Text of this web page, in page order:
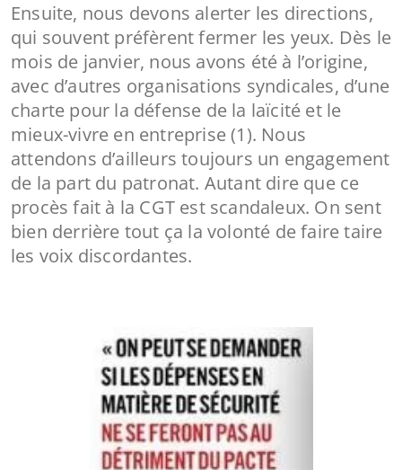
Ensuite, nous devons alerter les directions,
qui souvent préfèrent fermer les yeux. Dès le
mois de janvier, nous avons été à l’origine,
avec d’autres organisations syndicales, d’une
charte pour la défense de la laïcité et le
mieux-vivre en entreprise (1). Nous
attendons d’ailleurs toujours un engagement
de la part du patronat. Autant dire que ce
procès fait à la CGT est scandaleux. On sent
bien derrière tout ça la volonté de faire taire
les voix discordantes.